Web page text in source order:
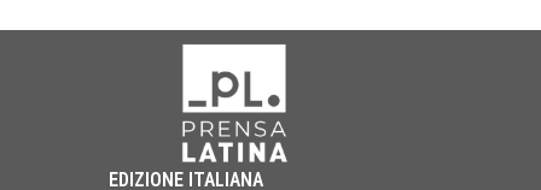
EDIZIONE ITALIANA